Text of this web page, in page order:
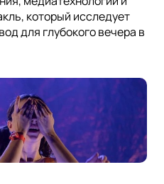
который исследует
для глубокого вечера в